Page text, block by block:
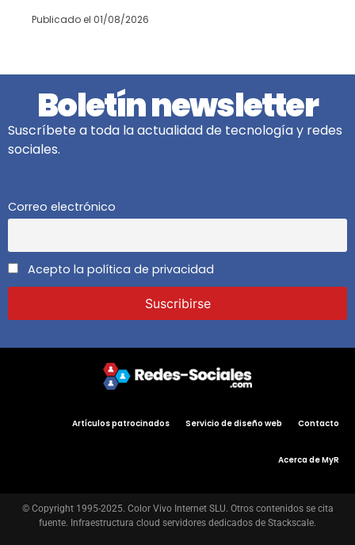
Publicado el 01/08/2026
Boletín newsletter
Suscríbete a toda la actualidad de tecnología y redes
sociales.
Correo electrónico
Acepto la política de privacidad
Artículos patrocinados Servicio de diseño web Contacto
Acerca de MyR
© Copyright 1995-2025. Color Vivo Internet SLU. Otros contenidos se cita
fuente. Infraestructura cloud servidores dedicados de Stackscale.